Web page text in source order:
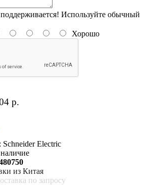
Используйте обычный
Хорошо
р.
Electric
из Китая
по запросу